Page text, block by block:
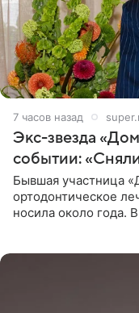
7 часов назад
Экс-звезда
событии:
Бывшая участница
ортодонтическое
носила около года.